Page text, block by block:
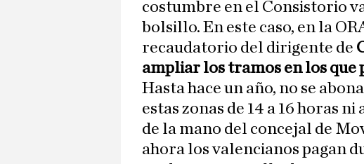
costumbre en el Consistorio
bolsillo. En este caso, en la
recaudatorio del dirigente de
ampliar los tramos en los que
Hasta hace un año, no se
estas zonas de 14 a 16 horas
de la mano del concejal de
ahora los valencianos pagan